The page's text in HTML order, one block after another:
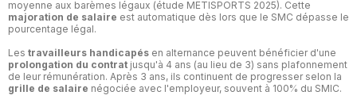
moyenne aux barèmes légaux (étude METISPORTS 2025). Cette
majoration de salaire est automatique dès lors que le SMC dépasse le
pourcentage légal.
Les travailleurs handicapés en alternance peuvent bénéficier d'une
prolongation du contrat jusqu'à 4 ans (au lieu de 3) sans plafonnement
de leur rémunération. Après 3 ans, ils continuent de progresser selon la
grille de salaire négociée avec l'employeur, souvent à 100% du SMIC.